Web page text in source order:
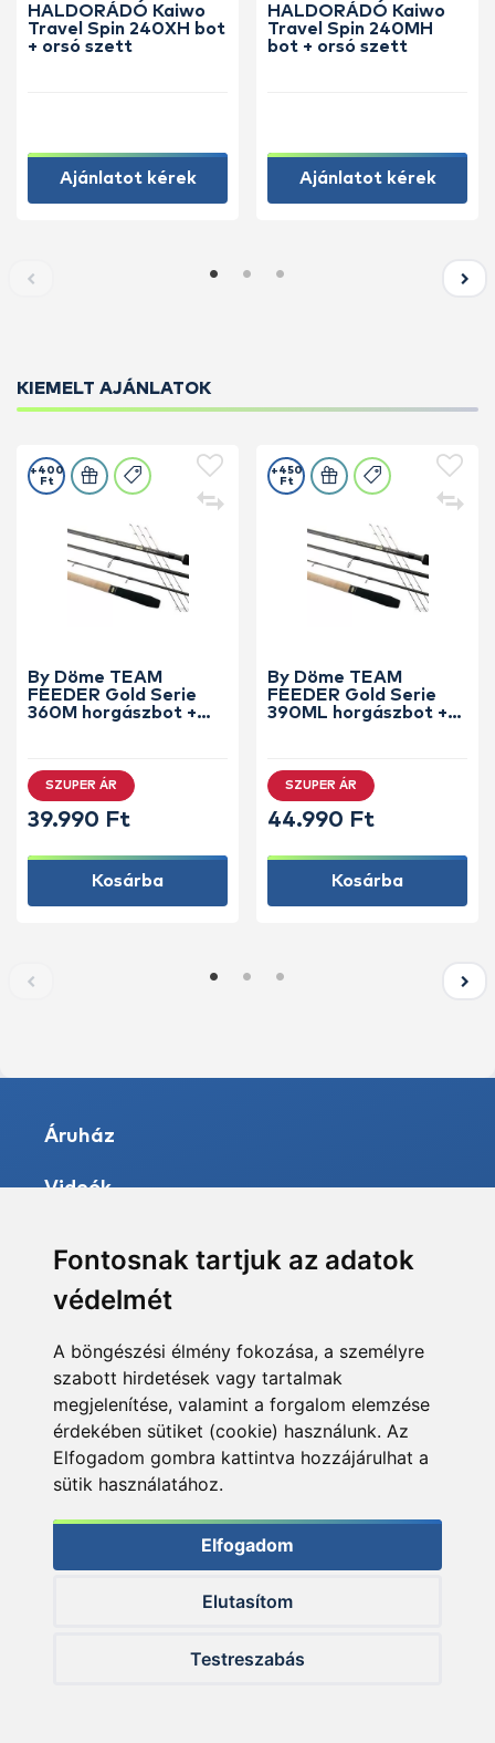
Fontosnak tartjuk az adatok
védelmét
A böngészési élmény fokozása, a személyre
szabott hirdetések vagy tartalmak
megjelenítése, valamint a forgalom elemzése
érdekében sütiket (cookie) használunk. Az
Elfogadom gombra kattintva hozzájárulhat a
sütik használatához.
Elfogadom
Elutasítom
Testreszabás
HALDORÁDÓ Kaiwo
Travel Spin 240XH bot
+ orsó szett
Ajánlatot kérek
HALDORÁDÓ Kaiwo
Travel Spin 240MH
bot + orsó szett
Ajánlatot kérek
KIEMELT AJÁNLATOK
By Döme TEAM
FEEDER Gold Serie
360M horgászbot +
+400
Ft
SZUPER ÁR
39.990 Ft
Kosárba
By Döme TEAM
FEEDER Gold Serie
390ML horgászbot +
+450
Ft
SZUPER ÁR
44.990 Ft
Kosárba
Áruház
Videók
Vizek
Termékösszehasonlítás
Nyitvatartás:
H-P: 8:00-17:00
pult@haldorado.hu